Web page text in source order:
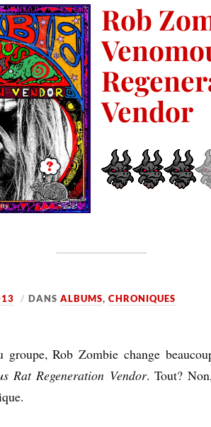
Rob
Vendor
DANSALBUMS,CHRONIQUES
groupe, Rob Zombie change
Rat Regeneration Vendor. Tout?